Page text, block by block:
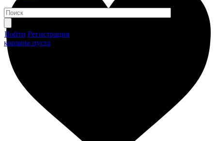
Войти Регистрация
корзина пуста